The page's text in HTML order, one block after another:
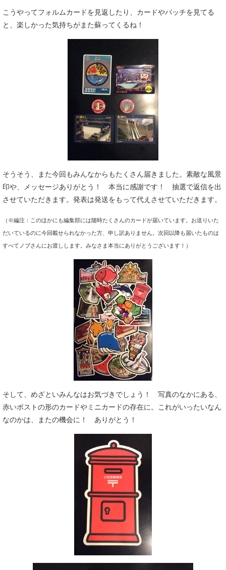
こうやってフォルムカードを見返したり、カードやバッチを見てる
と、楽しかった気持ちがまた蘇ってくるね！
そうそう、また今回もみんなからもたくさん届きました。素敵な風景
印や、メッセージありがとう！ 本当に感謝です！ 抽選で返信を出
させていただきます。発表は発送をもって代えさせていただきます。
（※編注：このほかにも編集部には随時たくさんのカードが届いています。お送りいた
だいているのに今回載せられなかった方、申し訳ありません。次回以降も届いたものは
すべてノブさんにお渡しします。みなさま本当にありがとうございます！）
そして、めざといみんなはお気づきでしょう！ 写真のなかにある、
赤いポストの形のカードやミニカードの存在に。これがいったいなん
なのかは、またの機会に！ ありがとう！